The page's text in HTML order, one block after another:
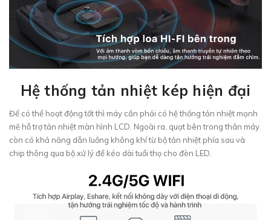
Hệ thống tản nhiệt kép hiện đại
Để có thể hoạt động tốt thì máy cần phải có hệ thống tản nhiệt mạnh
mẽ hỗ trợ tản nhiệt màn hình LCD. Ngoài ra, quạt bên trong thân máy
còn có khả năng dẫn luồng không khí từ bộ tản nhiệt phía sau và
chip thông qua bộ xử lý để kéo dài tuổi thọ cho đèn LED.